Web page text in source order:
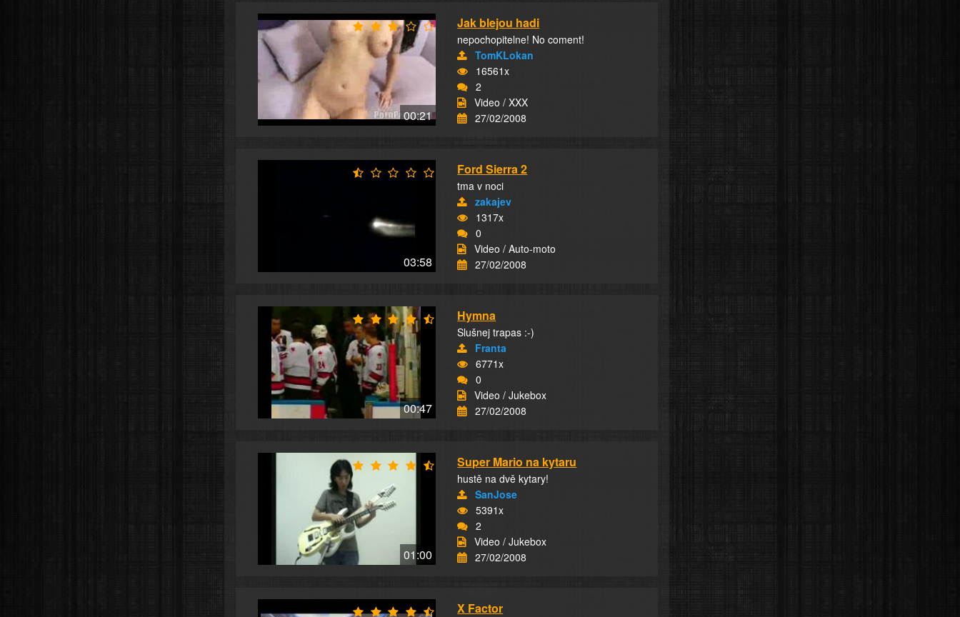
00:21
Jak blejou hadi
nepochopitelne! No coment!
TomKLokan
16561x
2
Video / XXX
27/02/2008
03:58
Ford Sierra 2
tma v noci
zakajev
1317x
0
Video / Auto-moto
27/02/2008
00:47
Hymna
Slušnej trapas :-)
Franta
6771x
0
Video / Jukebox
27/02/2008
01:00
Super Mario na kytaru
hustě na dvě kytary!
SanJose
5391x
2
Video / Jukebox
27/02/2008
X Factor